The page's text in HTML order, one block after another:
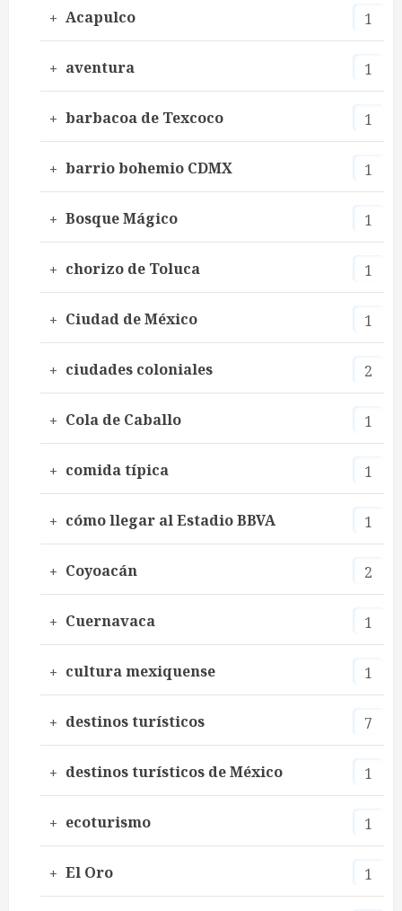
Acapulco 1
aventura 1
barbacoa de Texcoco 1
barrio bohemio CDMX 1
Bosque Mágico 1
chorizo de Toluca 1
Ciudad de México 1
ciudades coloniales 2
Cola de Caballo 1
comida típica 1
cómo llegar al Estadio BBVA 1
Coyoacán 2
Cuernavaca 1
cultura mexiquense 1
destinos turísticos 7
destinos turísticos de México 1
ecoturismo 1
El Oro 1